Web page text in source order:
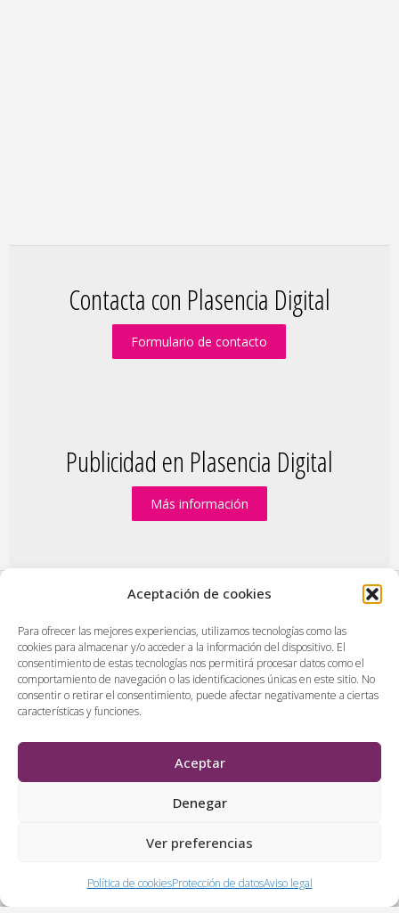
Aceptación de cookies
Para ofrecer las mejores experiencias, utilizamos tecnologías como las
cookies para almacenar y/o acceder a la información del dispositivo. El
consentimiento de estas tecnologías nos permitirá procesar datos como el
comportamiento de navegación o las identificaciones únicas en este sitio. No
consentir o retirar el consentimiento, puede afectar negativamente a ciertas
características y funciones.
Aceptar
Denegar
Ver preferencias
Política de cookiesProtección de datosAviso legal
Contacta con Plasencia Digital
Formulario de contacto
Publicidad en Plasencia Digital
Más información
PlasenciaDigital.com | Formulario de contacto
Publicidad en Plasencia Digital
|
Política de cookies (UE)
| Protección de datos
|
Aviso legal
| Diseño web en Plasencia
por los administradores antes de ser publicado. No se aceptarán
contenidos que falten al respeto, insulten o desprecien a
personas, lugares o empresas.